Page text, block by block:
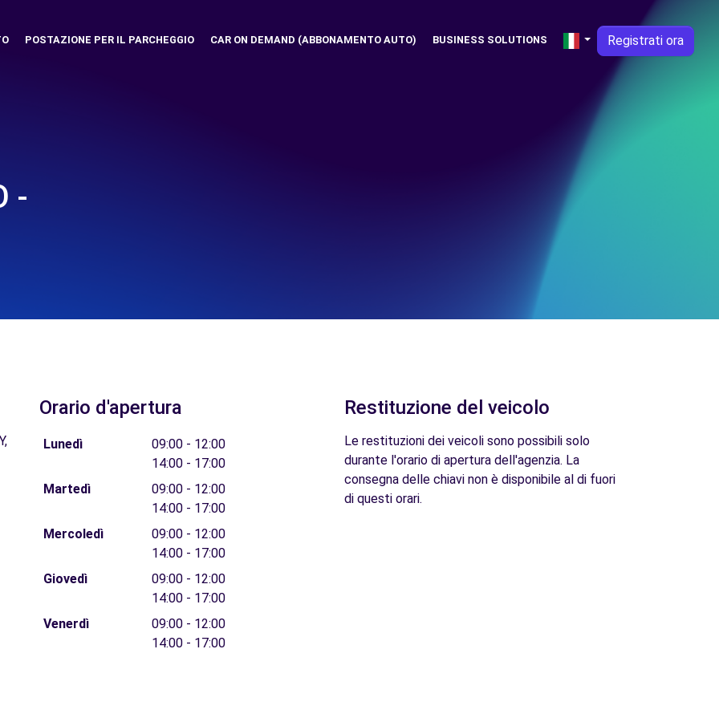
POSTAZIONE PER IL PARCHEGGIO CAR ON DEMAND (ABBONAMENTO AUTO) BUSINESS SOLUTIONS Registrati ora
-
Orario d'apertura
Lunedì
09:00 - 12:00
14:00 - 17:00
Martedì
09:00 - 12:00
14:00 - 17:00
Mercoledì
09:00 - 12:00
14:00 - 17:00
Giovedì
09:00 - 12:00
14:00 - 17:00
Venerdì
09:00 - 12:00
14:00 - 17:00
Restituzione del veicolo
Le restituzioni dei veicoli sono possibili solo
durante l'orario di apertura dell'agenzia. La
consegna delle chiavi non è disponibile al di fuori
di questi orari.